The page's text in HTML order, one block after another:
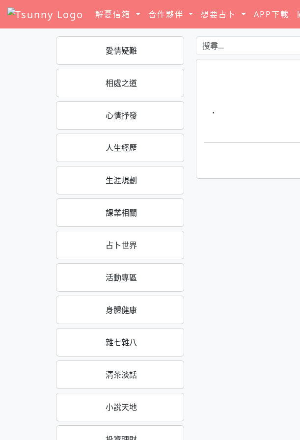
解憂信箱 合作夥伴 想要占卜 APP下載
愛情疑難
相處之道
心情抒發
人生經歷
生涯規劃
課業相關
占卜世界
活動專區
身體健康
雜七雜八
清茶淡話
小說天地
·